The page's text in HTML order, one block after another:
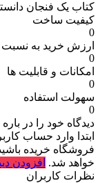
کتاب یک فنجان دانستنی 32 ساحل
کیفیت ساخت
0
ارزش خرید به
0
امکانات و قابلیت ها
0
سهولت استفاده
0
دیدگاه خود را در باره
ابتدا وارد حساب
فروشگاه خریده
خواهد شد. افزودن
نظرات کاربران